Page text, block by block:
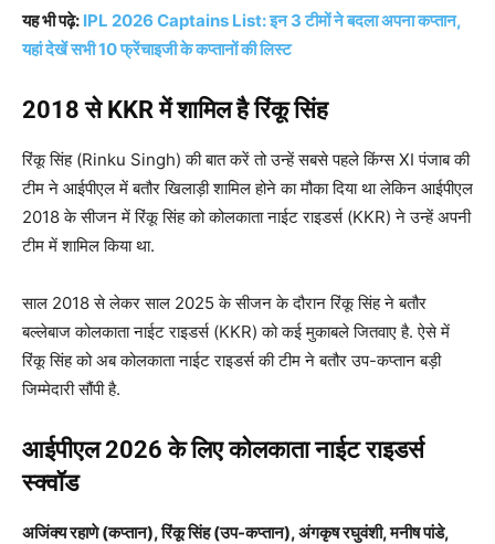
यह भी पढ़े: IPL 2026 Captains List: इन 3 टीमों ने बदला अपना कप्तान,
यहां देखें सभी 10 फ्रेंचाइजी के कप्तानों की लिस्ट
2018 से KKR में शामिल है रिंकू सिंह
रिंकू सिंह (Rinku Singh) की बात करें तो उन्हें सबसे पहले किंग्स XI पंजाब की
टीम ने आईपीएल में बतौर खिलाड़ी शामिल होने का मौका दिया था लेकिन आईपीएल
2018 के सीजन में रिंकू सिंह को कोलकाता नाईट राइडर्स (KKR) ने उन्हें अपनी
टीम में शामिल किया था.
साल 2018 से लेकर साल 2025 के सीजन के दौरान रिंकू सिंह ने बतौर
बल्लेबाज कोलकाता नाईट राइडर्स (KKR) को कई मुकाबले जितवाए है. ऐसे में
रिंकू सिंह को अब कोलकाता नाईट राइडर्स की टीम ने बतौर उप-कप्तान बड़ी
जिम्मेदारी सौंपी है.
आईपीएल 2026 के लिए कोलकाता नाईट राइडर्स
स्क्वॉड
अजिंक्य रहाणे (कप्तान), रिंकू सिंह (उप-कप्तान), अंगकृष रघुवंशी, मनीष पांडे,